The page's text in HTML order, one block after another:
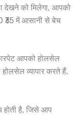
देखने को मिलेगा, आपको
₹35 में आसानी से बेच
आपको होलसेल
व्यापार करते हैं,
होती है, जिसे आप